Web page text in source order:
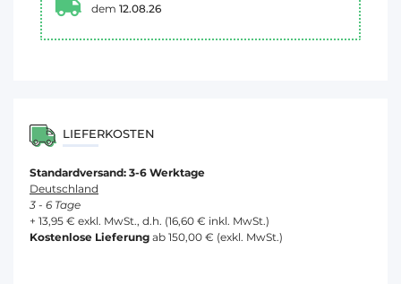
dem 12.08.26
LIEFERKOSTEN
Standardversand: 3-6 Werktage
Deutschland
3 - 6 Tage
+ 13,95 € exkl. MwSt., d.h. (16,60 € inkl. MwSt.)
Kostenlose Lieferung ab 150,00 € (exkl. MwSt.)